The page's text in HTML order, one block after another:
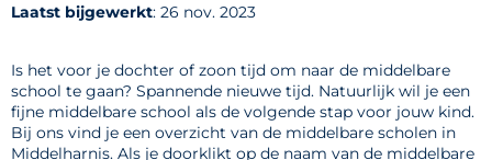
Laatst bijgewerkt: 26 nov. 2023
Is het voor je dochter of zoon tijd om naar de middelbare
school te gaan? Spannende nieuwe tijd. Natuurlijk wil je een
fijne middelbare school als de volgende stap voor jouw kind.
Bij ons vind je een overzicht van de middelbare scholen in
Middelharnis. Als je doorklikt op de naam van de middelbare